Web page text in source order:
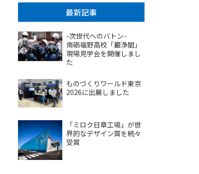
最新記事
-次世代へのバトン-
南砺福野高校「巌浄閣」
現場見学会を開催しまし
た
ものづくりワールド東京
2026に出展しました
「ミロク日章工場」が世
界的なデザイン賞を続々
受賞